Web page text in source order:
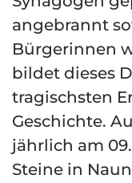
angebrannt
Bürgerinnen
bildet dieses
tragischsten
Geschichte.
jährlich am
Steine in